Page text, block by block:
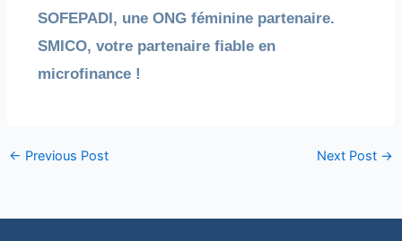
SOFEPADI, une ONG féminine partenaire.
SMICO, votre partenaire fiable en
microfinance !
← Previous Post Next Post →